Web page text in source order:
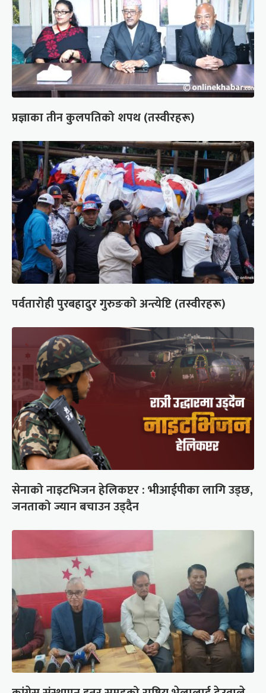
प्रज्ञाका तीन कुलपतिको शपथ (तस्वीरहरू)
पर्वतारोही पुरबहादुर गुरुङको अन्त्येष्टि (तस्वीरहरू)
सेनाको नाइटभिजन हेलिकप्टर : भीआईपीका लागि उड्छ,
जनताको ज्यान बचाउन उड्दैन